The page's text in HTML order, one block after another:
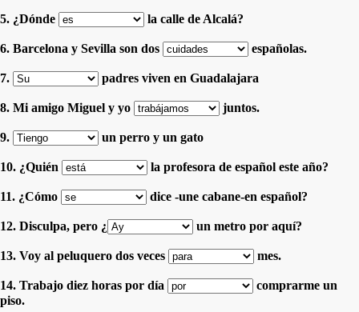
5. ¿Dónde la calle de Alcalá?
6. Barcelona y Sevilla son dos españolas.
7. padres viven en Guadalajara
8. Mi amigo Miguel y yo juntos.
9. un perro y un gato
10. ¿Quién la profesora de español este año?
11. ¿Cómo dice -une cabane-en español?
12. Disculpa, pero ¿ un metro por aquí?
13. Voy al peluquero dos veces mes.
14. Trabajo diez horas por día
comprarme un
piso.